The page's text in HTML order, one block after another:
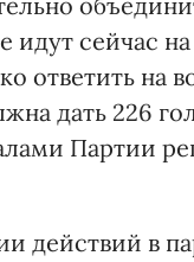
сейчас
ответить на
дать 226
Партии
действий в